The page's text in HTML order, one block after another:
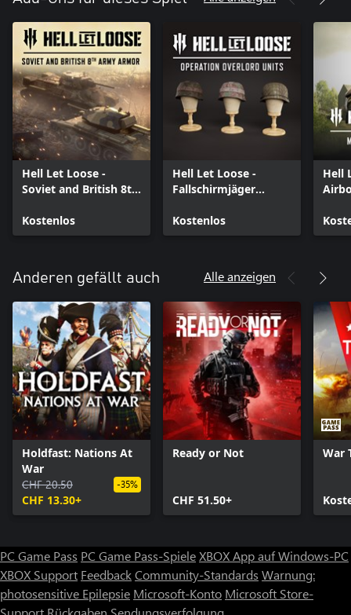
Hell Let Loose -
Soviet and British 8th
Kostenlos
Hell Let Loose -
Fallschirmjäger
Kostenlos
Hell
Anderen gefällt auch Alle anzeigen
Holdfast: Nations At
War
CHF 20.50
CHF 13.30+
-35%
Ready or Not
CHF 51.50+
War
PC Game Pass PC Game Pass-SpieleXBOX App auf Windows-PC
XBOX Support FeedbackCommunity-Standards Warnung:
photosensitive Epilepsie Microsoft-Konto Microsoft Store-